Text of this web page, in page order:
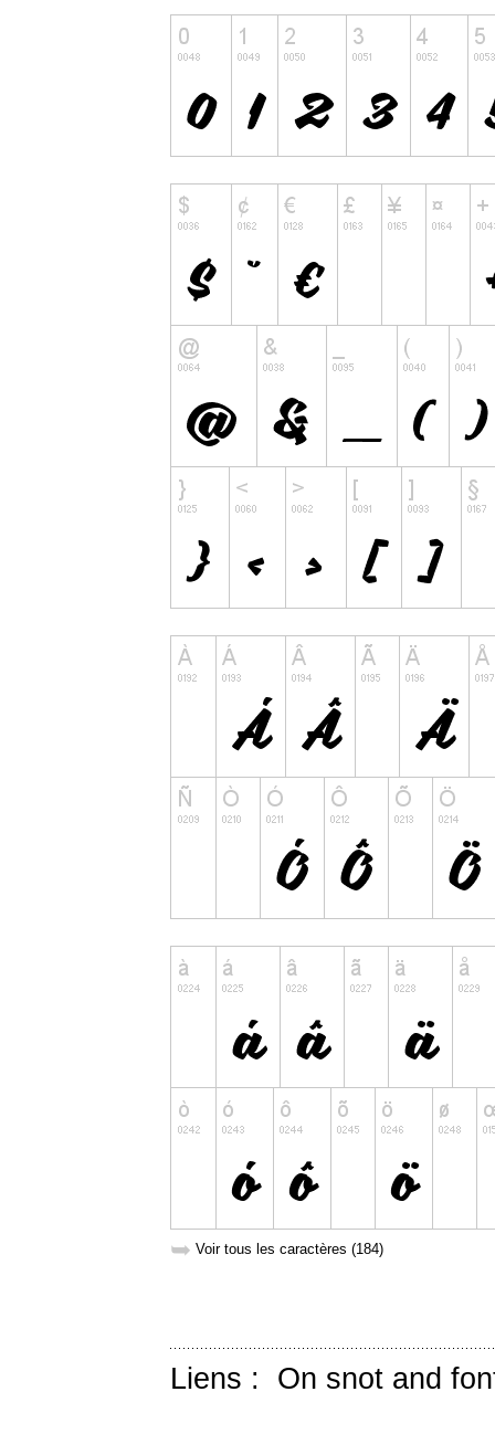
➥ Voir tous les caractères (184)
Liens : On snot and